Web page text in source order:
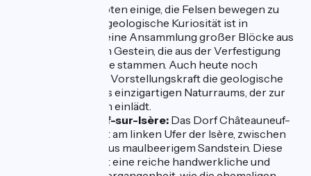
Wolken, glaubten einige, die Felsen bewegen zu
sehen. Diese geologische Kuriosität ist in
Wirklichkeit eine Ansammlung großer Blöcke aus
quarzitischem Gestein, die aus der Verfestigung
eozäner Sande stammen. Auch heute noch
überwiegt die Vorstellungskraft die geologische
Realität dieses einzigartigen Naturraums, der zur
Interpretation einlädt.
Châteauneuf-sur-Isère: Das Dorf Châteauneuf-
sur-Isère liegt am linken Ufer der Isère, zwischen
zwei Hügeln aus maulbeerigem Sandstein. Diese
Gemeinde hat eine reiche handwerkliche und